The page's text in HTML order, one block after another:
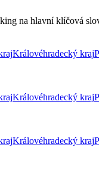
na hlavní klíčová
Královéhradecký kraj
Královéhradecký kraj
Královéhradecký kraj